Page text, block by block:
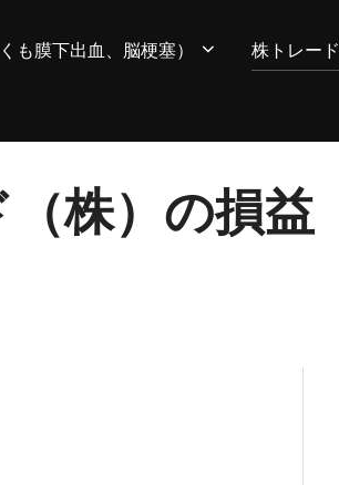
も膜下出血、脳梗塞） 株トレード
株）の損益